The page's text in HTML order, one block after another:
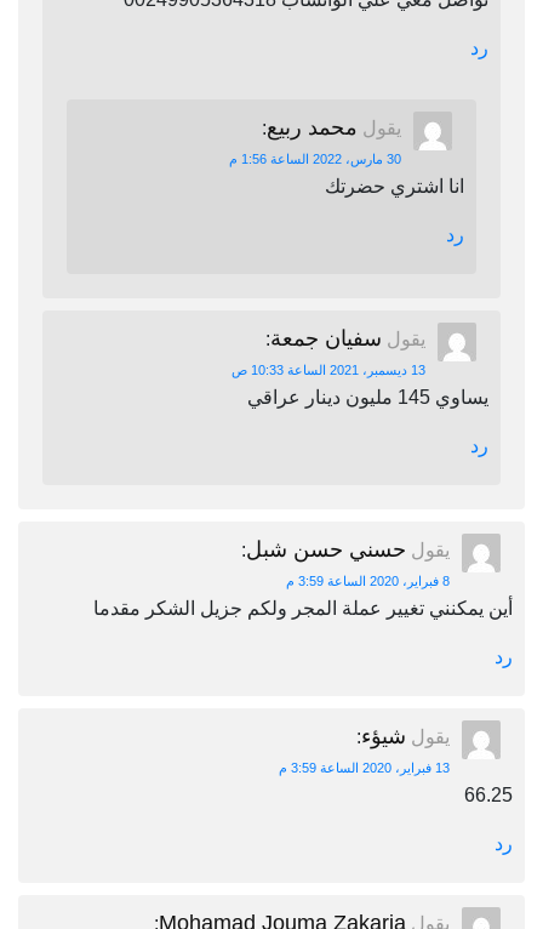
رد
يقول محمد ربيع:
30 مارس، 2022 الساعة 1:56 م
انا اشتري حضرتك
رد
يقول سفيان جمعة:
13 ديسمبر، 2021 الساعة 10:33 ص
يساوي 145 مليون دينار عراقي
رد
يقول حسني حسن شبل:
8 فبراير، 2020 الساعة 3:59 م
أين يمكنني تغيير عملة المجر ولكم جزيل الشكر مقدما
رد
يقول شيؤء:
13 فبراير، 2020 الساعة 3:59 م
66.25
رد
يقول Mohamad Jouma Zakaria
: